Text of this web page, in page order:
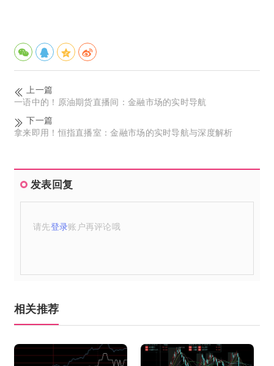
上一篇
一语中的！原油期货直播间：金融市场的实时导航
下一篇
拿来即用！恒指直播室：金融市场的实时导航与深度解析
发表回复
请先登录账户再评论哦
相关推荐